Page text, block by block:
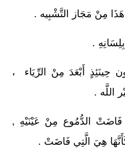
مِنْ مَجَاز التَّشْبِيه .
.
حِينَئِذٍ أَبْعَدَ مِنْ الرِّيَاء ،
اللَّه .
الدُّمُوع مِنْ عَيْنَيْهِ ,
هِيَ الَّتِي فَاضَتْ .